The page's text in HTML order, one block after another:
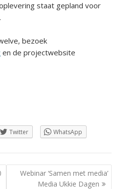
staat gepland voor
bezoek
en de projectwebsite
Twitter WhatsApp
Webinar ‘Samen met media’
Media Ukkie Dagen